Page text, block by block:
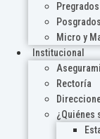
Pregrados
Posgrados
Micro y
Institucional
Rectoría
¿Quiénes